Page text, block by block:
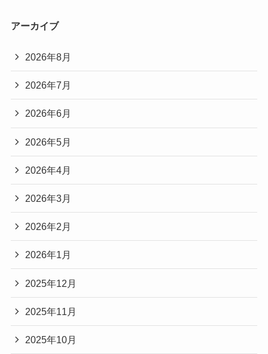
アーカイブ
2026年8月
2026年7月
2026年6月
2026年5月
2026年4月
2026年3月
2026年2月
2026年1月
2025年12月
2025年11月
2025年10月